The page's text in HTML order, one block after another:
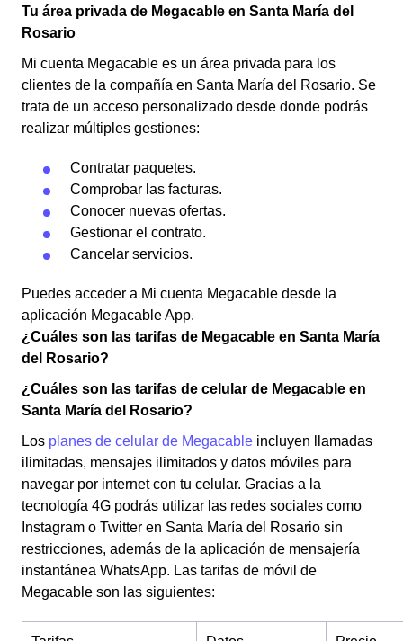
Tu área privada de Megacable en Santa María del
Rosario
Mi cuenta Megacable es un área privada para los
clientes de la compañía en Santa María del Rosario. Se
trata de un acceso personalizado desde donde podrás
realizar múltiples gestiones:
Contratar paquetes.
Comprobar las facturas.
Conocer nuevas ofertas.
Gestionar el contrato.
Cancelar servicios.
Puedes acceder a Mi cuenta Megacable desde la
aplicación Megacable App.
¿Cuáles son las tarifas de Megacable en Santa María
del Rosario?
¿Cuáles son las tarifas de celular de Megacable en
Santa María del Rosario?
Los planes de celular de Megacable incluyen llamadas
ilimitadas, mensajes ilimitados y datos móviles para
navegar por internet con tu celular. Gracias a la
tecnología 4G podrás utilizar las redes sociales como
Instagram o Twitter en Santa María del Rosario sin
restricciones, además de la aplicación de mensajería
instantánea WhatsApp. Las tarifas de móvil de
Megacable son las siguientes: